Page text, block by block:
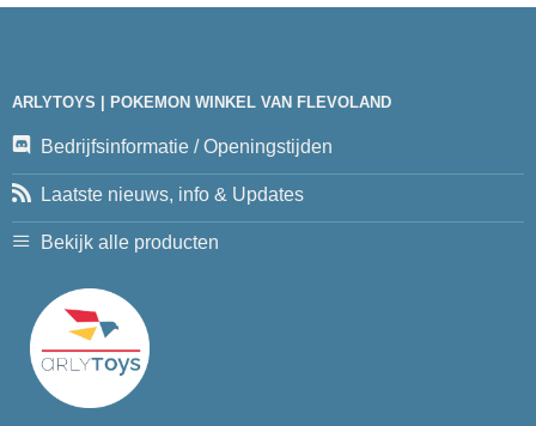
ARLYTOYS | POKEMON WINKEL VAN FLEVOLAND
Bedrijfsinformatie / Openingstijden
Laatste nieuws, info & Updates
Bekijk alle producten